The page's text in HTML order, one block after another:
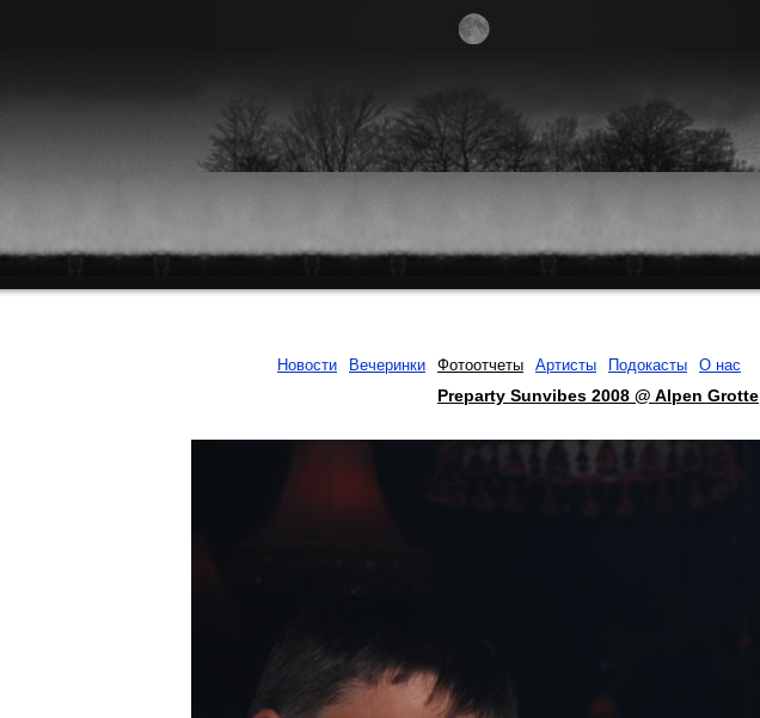
Новости Вечеринки Фотоотчеты Артисты Подокасты О нас
Preparty Sunvibes 2008 @ Alpen Grotte